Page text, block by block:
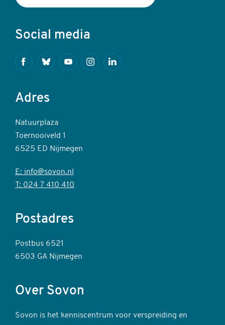
Social media
FacebookBlueskyYoutubeInstagramLinkedin
Adres
Natuurplaza
Toernooiveld 1
6525 ED Nijmegen
E: info@sovon.nl
T: 024 7 410 410
Postadres
Postbus 6521
6503 GA Nijmegen
Over Sovon
Sovon is het kenniscentrum voor verspreiding en